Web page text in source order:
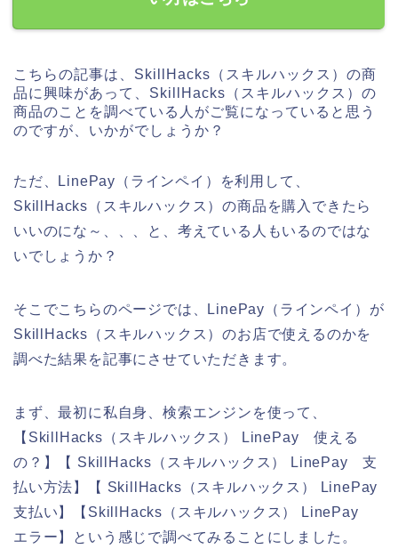
こちらの記事は、SkillHacks（スキルハックス）の商
品に興味があって、SkillHacks（スキルハックス）の
商品のことを調べている人がご覧になっていると思う
のですが、いかがでしょうか？
ただ、LinePay（ラインペイ）を利用して、
SkillHacks（スキルハックス）の商品を購入できたら
いいのにな～、、、と、考えている人もいるのではな
いでしょうか？
そこでこちらのページでは、LinePay（ラインペイ）が
SkillHacks（スキルハックス）のお店で使えるのかを
調べた結果を記事にさせていただきます。
まず、最初に私自身、検索エンジンを使って、
【SkillHacks（スキルハックス） LinePay 使える
の？】【 SkillHacks（スキルハックス） LinePay 支
払い方法】【 SkillHacks（スキルハックス） LinePay
支払い】【SkillHacks（スキルハックス） LinePay
エラー】という感じで調べてみることにしました。